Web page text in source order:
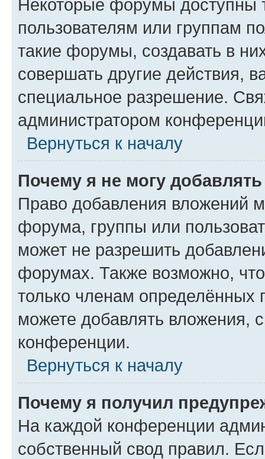
Некоторые форумы доступны
пользователям или группам
такие форумы, создавать в
совершать другие действия,
специальное разрешение.
администратором
Вернуться к началу
Почему я не могу
Право добавления вложений
форума, группы или
может не разрешить
форумах. Также возможно,
только членам определённых
можете добавлять вложения,
конференции.
Вернуться к началу
Почему я получил
На каждой конференции
собственный свод правил.